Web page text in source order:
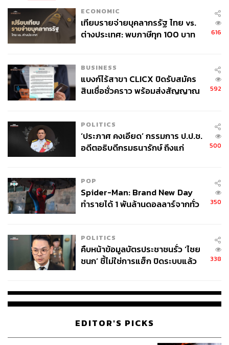
หนึ่งในผลงานที่ประธาน ACT มองว่าว้าว และสร้างการ
เปลี่ยนแปลงได้อย่างเป็นรูปธรรม คือการนำเทคโนโลยีมาใช้
BMA OSS ระบบเหล่านี้ไม่เพียงแต่เป็นเรื่องแปลกใหม่สำหรับ
คนกรุงเทพฯ แต่ยังเป็นแบบอย่างให้กับผู้นำทั่วประเทศ เพราะ
ไม่ใช่แค่ช่องทางรับฟังเสียงประชาชน แต่เป็นเครื่องมือ
ประสานงานที่มีการบันทึกประวัติ ทำให้สามารถตรวจสอบ
ใด ละเลย เชื่องช้า หรือมีการคอร์รัปชันเกิดขึ้นหรือไม่
นอกจากนี้ การดึงอาสาสมัคร จำนวนมากเข้ามามีส่วนร่วม
ช่วยคิดช่วยทำเพื่อพัฒนากรุงเทพฯ เป็นเรื่องที่ดีมาก สะท้อน
ให้เห็นว่าท่านใส่ใจเรื่องการสร้างการมีส่วนร่วม”
แผลลึกฝังราก เครื่องออกกำลังกาย ส่วย และการ
รีดไถ
อาจหลีกหนีรอยแผลเรื่องคอร์รัปชันที่ปรากฏให้เห็นตามหน้า
กาย ไปจนถึงพฤติกรรมการเรียกรับผลประโยชน์ของเจ้า
หน้าที่
ECONOMIC
เทียบรายจ่ายบุคลากรรัฐ ไทย vs.
ต่างประเทศ: พบภาษีทุก 100 บาท
616
BUSINESS
แบงก์ไร้สาขา CLICX ปิดรับสมัคร
สินเชื่อชั่วคราว พร้อมส่งสัญญาณ
592
POLITICS
‘ประภาศ คงเอียด’ กรรมการ ป.ป.ช.
อดีตอธิบดีกรมธนารักษ์ ถึงแก่
500
POP
Spider-Man: Brand New Day
ทำรายได้ 1 พันล้านดอลลาร์จากทั่ว
350
POLITICS
คืบหน้าข้อมูลบัตรประชาชนรั่ว ‘ไชย
ชนก’ ชี้ไม่ใช่การแฮ็ก ปิดระบบแล้ว
338
EDITOR'S PICKS